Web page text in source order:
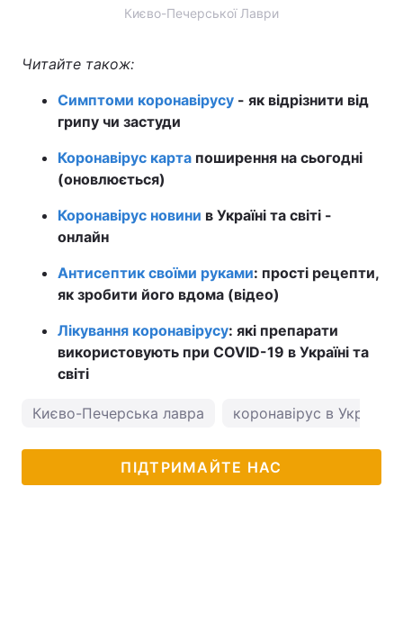
Києво-Печерської Лаври
Читайте також:
Симптоми коронавірусу - як відрізнити від
грипу чи застуди
Коронавірус карта поширення на сьогодні
(оновлюється)
Коронавірус новини в Україні та світі -
онлайн
Антисептик своїми руками: прості рецепти,
як зробити його вдома (відео)
Лікування коронавірусу: які препарати
використовують при COVID-19 в Україні та
світі
Києво-Печерська лавра коронавірус в Україні
ПІДТРИМАЙТЕ НАС